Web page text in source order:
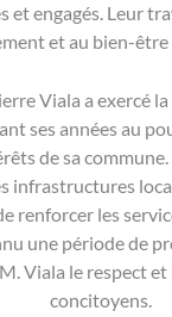
et engagés. Leur
et au bien-être
Viala a exercé
ses années au
de sa
infrastructures
renforcer les
une période de
Viala le respect
concitoyens.